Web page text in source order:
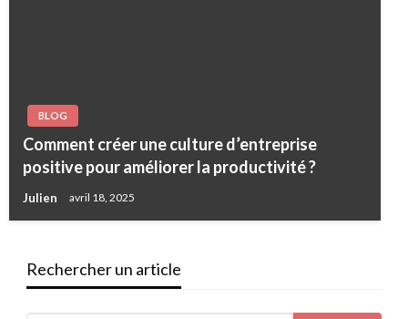
BLOG
Comment créer une culture d’entreprise
positive pour améliorer la productivité ?
Julien avril 18, 2025
Rechercher un article